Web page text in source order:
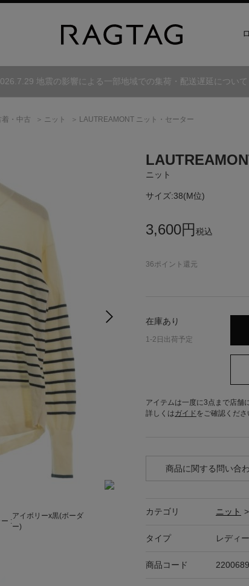
地震の影響による一部地域での集荷・配送遅延について
・中古 ニット LAUTREAMONT ニット・セーター
:
アイボリーx黒(ボーダ
ー)
ニット
サイズ:38(M位)
3,600円 税込
36ポイント還元
在庫あり
1-2日出荷予定
アイテムは一度に3点まで店舗
詳しくはガイド をご確認くださ
商品に関する問い合
カテゴリ ニット >
タイプ レディ
商品コード